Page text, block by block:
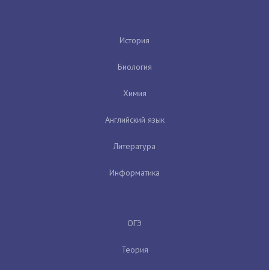
История
Биология
Химия
Английский язык
Литература
Информатика
ОГЭ
Теория